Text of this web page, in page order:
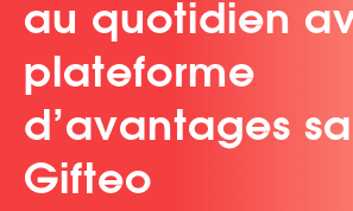
au quotidien
plateforme
d’avantages
Gifteo